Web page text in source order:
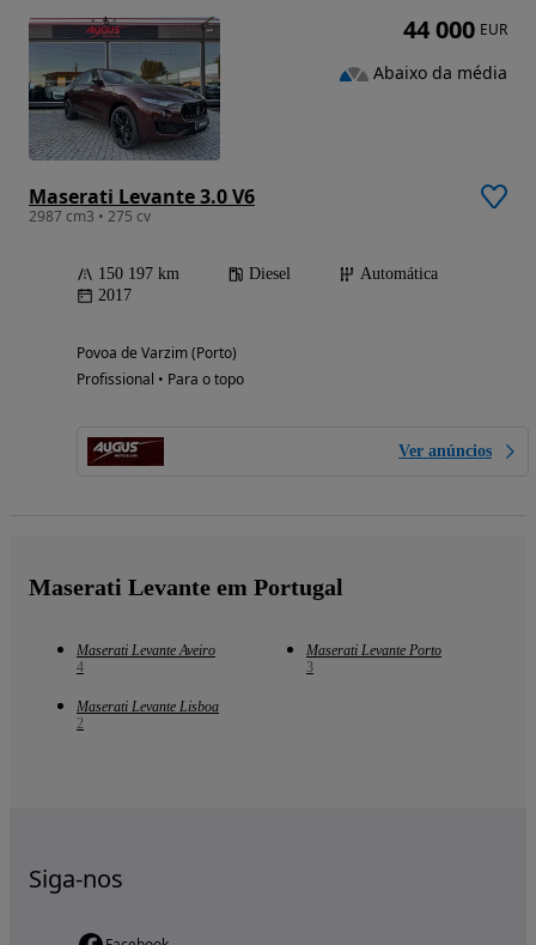
Maserati Levante 3.0 V6
2987 cm3 • 275 cv
150 197 km Diesel
Automática
2017
Povoa de Varzim (Porto)
Profissional • Para o topo
Ver anúncios
44 000 EUR
Abaixo da média
Maserati Levante em Portugal
Maserati Levante Aveiro
4
Maserati Levante Porto
3
Maserati Levante Lisboa
2
Siga-nos